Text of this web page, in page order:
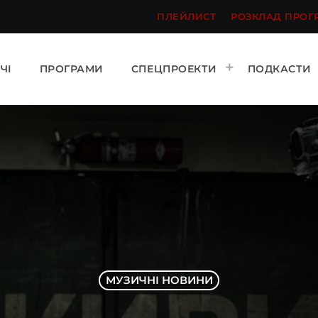
ПЛЕЙЛИСТ РОЗКЛАД
ПРОГРАМИ СПЕЦПРОЕКТИ ПОДКАСТИ
МУЗИЧНІ НОВИНИ